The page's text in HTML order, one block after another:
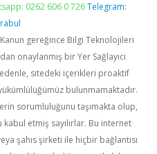
0262 606 0 726 Telegram:
Kanun gereğince Bilgi Teknolojileri
onaylanmış bir Yer Sağlayıcı
sitedeki içerikleri proaktif
bulunmamaktadır.
sorumluluğunu taşımakta olup,
etmiş sayılırlar. Bu internet
şahıs şirketi ile hiçbir bağlantısı